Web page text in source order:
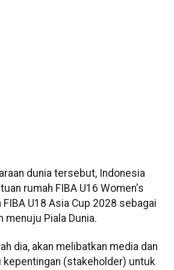
dunia tersebut, Indonesia
rumah FIBA U16 Women's
U18 Asia Cup 2028 sebagai
menuju Piala Dunia.
dia, akan melibatkan media dan
kepentingan (stakeholder) untuk